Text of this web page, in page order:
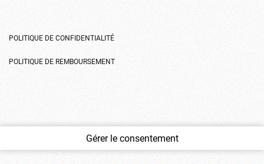
POLITIQUE DE CONFIDENTIALITÉ
POLITIQUE DE REMBOURSEMENT
Gérer le consentement